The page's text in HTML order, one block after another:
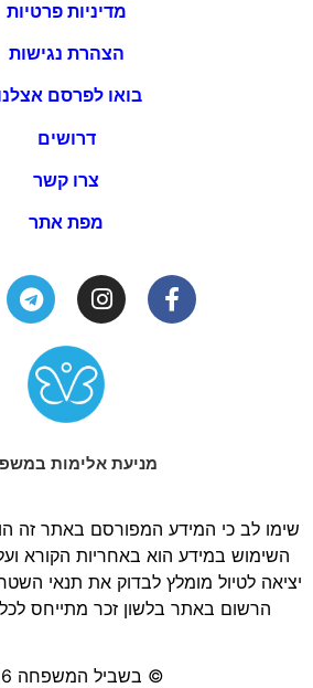
מדיניות פרטיות
הצהרת נגישות
בואו לפרסם
דרושים
צרו קשר
מפת אתר
מניעת אלימות
שימו לב כי המידע המפורסם באתר זה
השימוש במידע הוא באחריות הקורא
יציאה לטיול מומלץ לבדוק את תנאי השטח
הרשום באתר בלשון זכר מתייחס
© בשביל המשפחה 2026